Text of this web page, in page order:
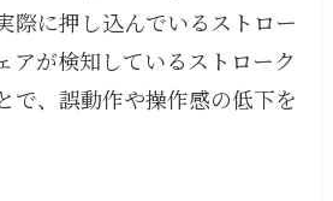
際に押し込んでいるストロー
アが検知しているストローク
で、誤動作や操作感の低下を